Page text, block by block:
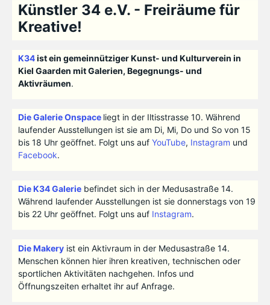
Künstler 34 e.V. - Freiräume für
Kreative!
K34ist ein gemeinnütziger Kunst- und Kulturverein in
Kiel Gaarden mit Galerien, Begegnungs- und
Aktivräumen.
Die Galerie Onspace liegt in der Iltisstrasse 10. Während
laufender Ausstellungen ist sie am Di, Mi, Do und So von 15
bis 18 Uhr geöffnet. Folgt uns auf YouTube, Instagram und
Facebook.
Die K34 Galeriebefindet sich in der Medusastraße 14.
Während laufender Ausstellungen ist sie donnerstags von 19
bis 22 Uhr geöffnet. Folgt uns auf Instagram.
Die Makeryist ein Aktivraum in der Medusastraße 14.
Menschen können hier ihren kreativen, technischen oder
sportlichen Aktivitäten nachgehen. Infos und
Öffnungszeiten erhaltet ihr auf Anfrage.